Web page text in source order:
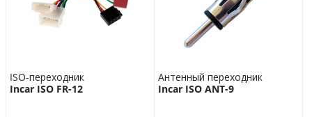
ISO-переходник
Incar ISO FR-12
Антенный переходник
Incar ISO ANT-9